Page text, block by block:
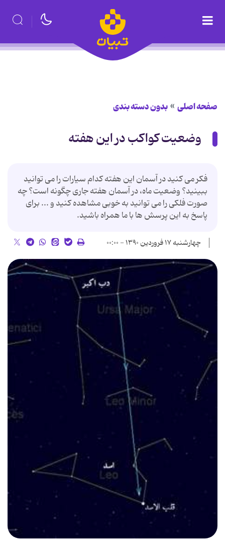
صفحه اصلی بدون دسته بندی
وضعیت کواکب در این هفته
فکر می کنید در آسمان این هفته کدام سیارات را می توانید
ببینید؟ وضعیت ماه، در آسمان هفته جاری چگونه است؟ چه
صورت فلکی را می توانید به خوبی مشاهده کنید و ... برای
پاسخ به این پرسش ها با ما همراه باشید.
چهارشنبه ۱۷ فروردین ۱۳۹۰ - ۰۰:۰۰